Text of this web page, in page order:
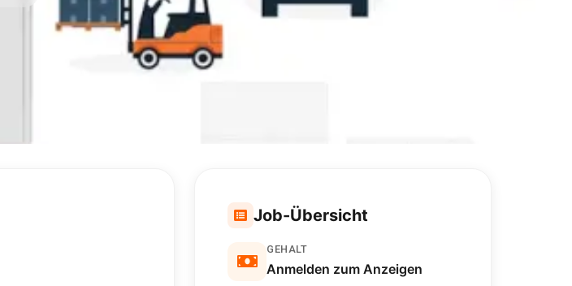
Job-Übersicht
GEHALT
Anmelden zum Anzeigen